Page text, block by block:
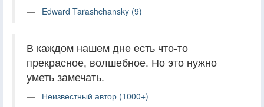
Edward Tarashchansky (9)
В каждом нашем дне есть что-то
прекрасное, волшебное. Но это нужно
уметь замечать.
Неизвестный автор (1000+)